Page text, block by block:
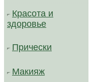
Красота и
здоровье
Прически
Макияж